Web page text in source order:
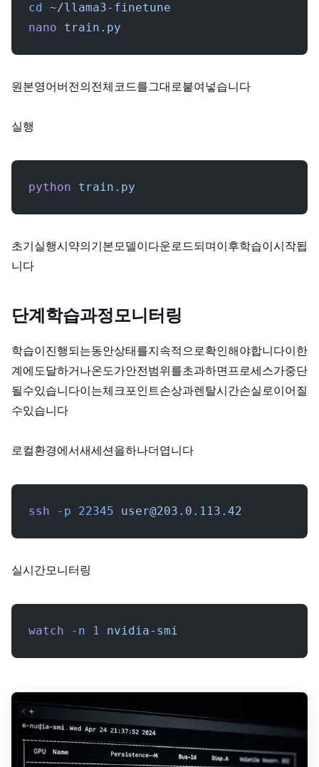
cd
~/llama3-finetune
nano train.py
원본 영어 버전의 전체 코드를 그대로 붙여넣습니다.
실행:
python train.py
초기 실행 시 약 16GB의 기본 모델이 다운로드되며, 이후 학습이 시작됩
니다.
단계 5: 학습 과정 모니터링
학습이 진행되는 동안 GPU 상태를 지속적으로 확인해야 합니다. VRAM이 한
계에 도달하거나 온도가 안전 범위를 초과하면 프로세스가 중단
될 수 있습니다. 이는 체크포인트 손상과 렌탈 시간 손실로 이어질
수 있습니다.
로컬 환경에서 새 SSH 세션을 하나 더 엽니다.
ssh -p 22345 user@203.0.113.42
실시간 모니터링:
watch -n 1 nvidia-smi